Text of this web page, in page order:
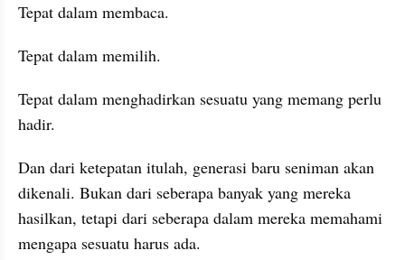
Tepat dalam membaca.
Tepat dalam memilih.
Tepat dalam menghadirkan sesuatu yang memang perlu
hadir.
Dan dari ketepatan itulah, generasi baru seniman akan
dikenali. Bukan dari seberapa banyak yang mereka
hasilkan, tetapi dari seberapa dalam mereka memahami
mengapa sesuatu harus ada.